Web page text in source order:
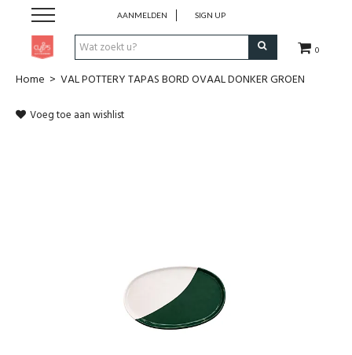
0
AANMELDEN SIGN UP
Pen & Papier
Home > VAL POTTERY TAPAS BORD OVAAL DONKER GROEN
Voeg toe aan wishlist